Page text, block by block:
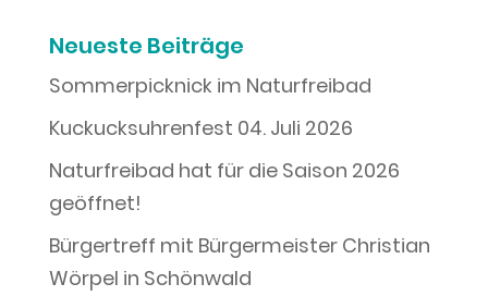
Neueste Beiträge
Sommerpicknick im Naturfreibad
Kuckucksuhrenfest 04. Juli 2026
Naturfreibad hat für die Saison 2026
geöffnet!
Bürgertreff mit Bürgermeister Christian
Wörpel in Schönwald